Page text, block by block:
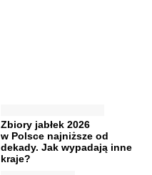
Zbiory jabłek 2026
w Polsce najniższe od
dekady. Jak wypadają inne
kraje?